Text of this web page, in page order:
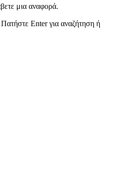
μια αναφορά.
Πατήστε Enter για αναζήτηση ή